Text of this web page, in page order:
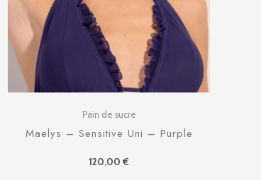
Pain de sucre
Maelys – Sensitive Uni – Purple
120,00 €